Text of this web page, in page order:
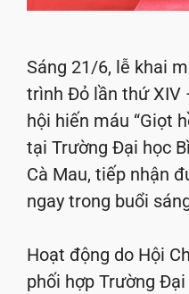
Sáng 21/6, lễ khai
trình Đỏ lần thứ XIV
hội hiến máu “Giọt
tại Trường Đại học
Cà Mau, tiếp nhận
ngay trong buổi
Hoạt động do Hội
phối hợp Trường